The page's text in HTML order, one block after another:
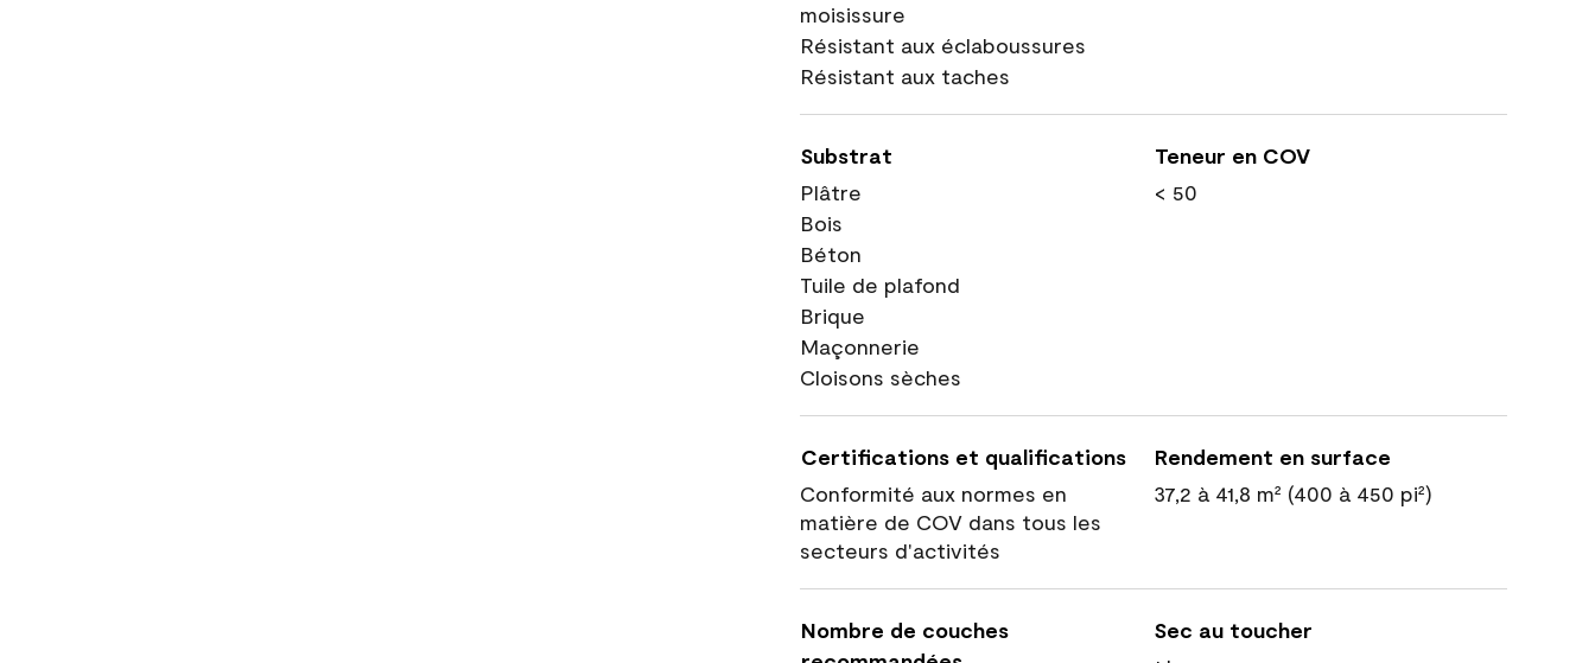
moisissure
Résistant aux éclaboussures
Résistant aux taches
Substrat
Plâtre
Bois
Béton
Tuile de plafond
Brique
Maçonnerie
Cloisons sèches
Teneur en COV
< 50
Certifications et qualifications
Conformité aux normes en
matière de COV dans tous les
secteurs d'activités
Rendement en surface
37,2 à 41,8 m² (400 à 450 pi²)
Nombre de couches
Sec au toucher